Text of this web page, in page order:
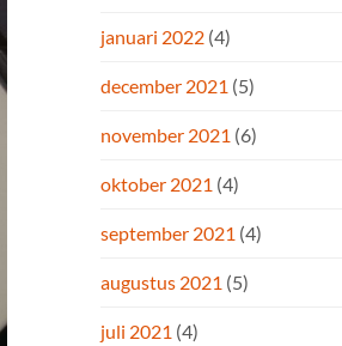
januari 2022 (4)
december 2021 (5)
november 2021 (6)
oktober 2021 (4)
september 2021 (4)
augustus 2021 (5)
juli 2021 (4)